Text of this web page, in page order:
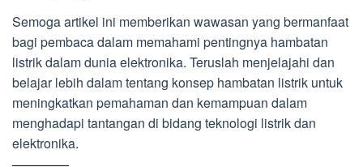
Semoga artikel ini memberikan wawasan yang bermanfaat
bagi pembaca dalam memahami pentingnya hambatan
listrik dalam dunia elektronika. Teruslah menjelajahi dan
belajar lebih dalam tentang konsep hambatan listrik untuk
meningkatkan pemahaman dan kemampuan dalam
menghadapi tantangan di bidang teknologi listrik dan
elektronika.